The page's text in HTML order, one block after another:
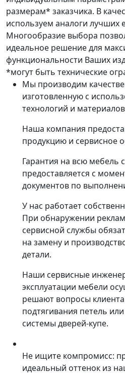
размерам* заказчика. В
используем аналоги лучших
Многообразие выбора
идеальное решение для
функциональности Ваших
*могут быть технические
Мы производим
изготовленную с
технологий и
Наша компания
продукцию и сервисное
Гарантия на всю мебель
предоставляется с
документов по
У нас работает
При обнаружении
сервисной службы
на замену и
детали.
Наши сервисные
эксплуатации мебели
решают вопросы
подтягивания петель
системы дверей-купе.
Не ищите компромисс:
идеальный оттенок из